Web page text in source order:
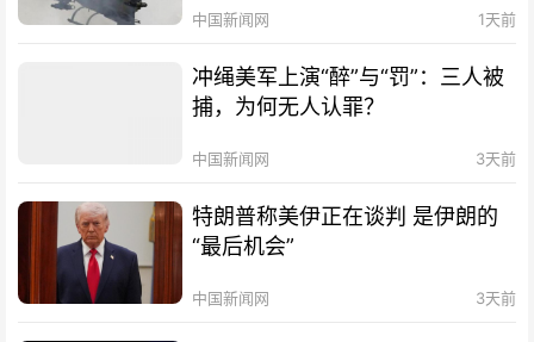
中国新闻网 1天前
冲绳美军上演“醉”与“罚”：三人被
捕，为何无人认罪？
中国新闻网 3天前
特朗普称美伊正在谈判 是伊朗的
“最后机会”
中国新闻网 3天前